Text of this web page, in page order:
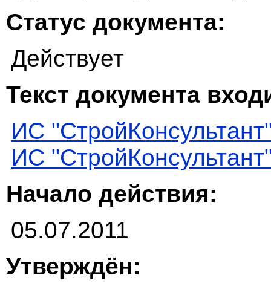
Статус документа:
Действует
Текст документа
ИС
ИС
Начало действия:
05.07.2011
Утверждён: